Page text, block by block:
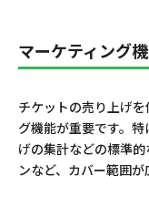
マーケティング
チケットの売り上げ
グ機能が重要です。
げの集計などの標準
ンなど、カバー範囲が